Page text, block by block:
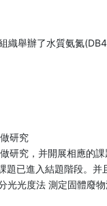
織舉辦了水質氨氮
研究
究，并開展相應的
已進入結題階段。
光度法 測定固體廢